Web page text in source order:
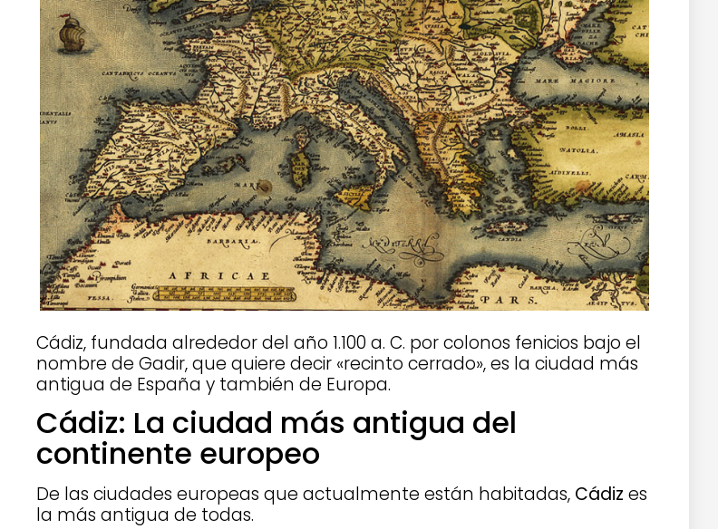
Cádiz, fundada alrededor del año 1.100 a. C. por colonos fenicios bajo el
nombre de Gadir, que quiere decir «recinto cerrado», es la ciudad más
antigua de España y también de Europa.
Cádiz: La ciudad más antigua del
continente europeo
De las ciudades europeas que actualmente están habitadas, Cádiz es
la más antigua de todas.